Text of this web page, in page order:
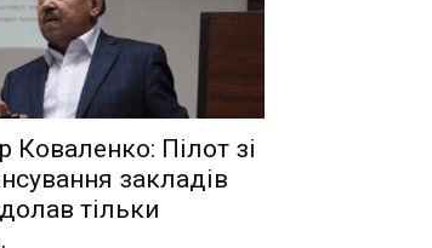
Пілот зі
закладів
тільки